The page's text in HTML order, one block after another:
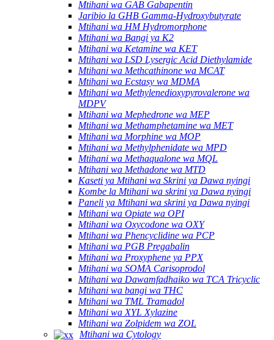
Mtihani wa GAB Gabapentin
Jaribio la GHB Gamma-Hydroxybutyrate
Mtihani wa HM Hydromorphone
Mtihani wa Bangi ya K2
Mtihani wa Ketamine wa KET
Mtihani wa LSD Lysergic Acid Diethylamide
Mtihani wa Methcathinone wa MCAT
Mtihani wa Ecstasy wa MDMA
Mtihani wa Methylenedioxypyrovalerone wa
MDPV
Mtihani wa Mephedrone wa MEP
Mtihani wa Methamphetamine wa MET
Mtihani wa Morphine wa MOP
Mtihani wa Methylphenidate wa MPD
Mtihani wa Methaqualone wa MQL
Mtihani wa Methadone wa MTD
Kaseti ya Mtihani wa Skrini ya Dawa nyingi
Kombe la Mtihani wa skrini ya Dawa nyingi
Paneli ya Mtihani wa skrini ya Dawa nyingi
Mtihani wa Opiate wa OPI
Mtihani wa Oxycodone wa OXY
Mtihani wa Phencyclidine wa PCP
Mtihani wa PGB Pregabalin
Mtihani wa Proxyphene ya PPX
Mtihani wa SOMA Carisoprodol
Mtihani wa Dawamfadhaiko wa TCA Tricyclic
Mtihani wa bangi wa THC
Mtihani wa TML Tramadol
Mtihani wa XYL Xylazine
Mtihani wa Zolpidem wa ZOL
Mtihani wa Cytology